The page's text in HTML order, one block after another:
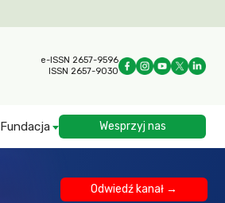
e-ISSN 2657-9596
ISSN 2657-9030
Fundacja Wesprzyj nas
Odwiedź kanał →